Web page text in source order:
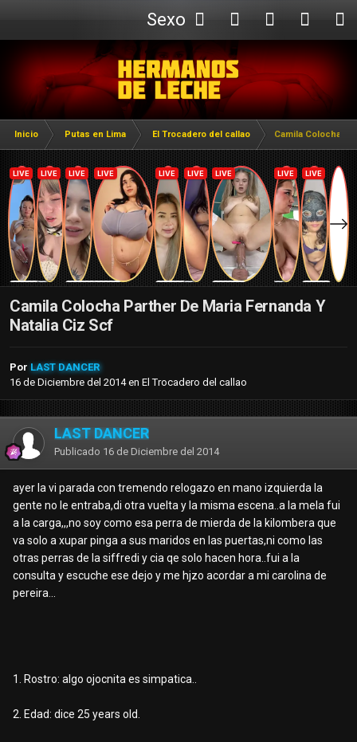
Sexo
Webcam
Inicio Putas en Lima El Trocadero del callao Camila Colocha
Camila Colocha Parther De Maria Fernanda Y
Natalia Ciz Scf
Por LAST DANCER
16 de Diciembre del 2014en El Trocadero del callao
LAST DANCER
Publicado 16 de Diciembre del 2014
ayer la vi parada con tremendo relogazo en mano izquierda la
gente no le entraba,di otra vuelta y la misma escena..a la mela fui
a la carga,,,no soy como esa perra de mierda de la kilombera que
va solo a xupar pinga a sus maridos en las puertas,ni como las
otras perras de la siffredi y cia qe solo hacen hora..fui a la
consulta y escuche ese dejo y me hjzo acordar a mi carolina de
pereira...
1. Rostro: algo ojocnita es simpatica..
2. Edad: dice 25 years old.